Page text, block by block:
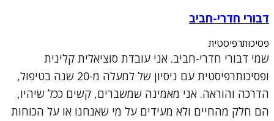
דבורי חדרי-חביב
פסיכותרפיסטית
שמי דבורי חדרי-חביב. אני עובדת סוציאלית קלינית
ופסיכותרפיסטית עם ניסיון של למעלה מ-20 שנה בטיפול,
הדרכה והוראה. אני מאמינה שמשברים, קשים ככל שיהיו,
הם חלק מהחיים ולא מעידים על מי שאנחנו או על הכוחות